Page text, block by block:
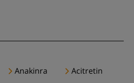
Anakinra
Acitretin